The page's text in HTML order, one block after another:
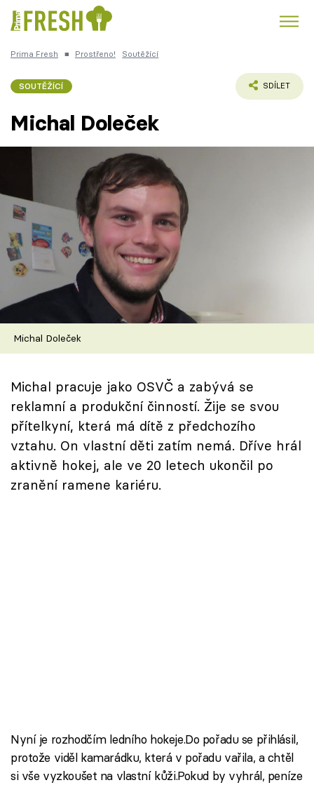
Česká kuchyně
Témata
Recepty
Články
TV Program
Škola vaření
Speciál: Cuketa
Těhotnej kuchař
Sledujte prima+
Prima Fresh ■ Prostřeno! Soutěžící
SOUTĚŽÍCÍ SDÍLET
Michal Doleček
Michal Doleček
Michal pracuje jako OSVČ a zabývá se
reklamní a produkční činností. Žije se svou
přítelkyní, která má dítě z předchozího
vztahu. On vlastní děti zatím nemá. Dříve hrál
aktivně hokej, ale ve 20 letech ukončil po
zranění ramene kariéru.
Nyní je rozhodčím ledního hokeje.Do pořadu se přihlásil,
protože viděl kamarádku, která v pořadu vařila, a chtěl
si vše vyzkoušet na vlastní kůži.Pokud by vyhrál, peníze